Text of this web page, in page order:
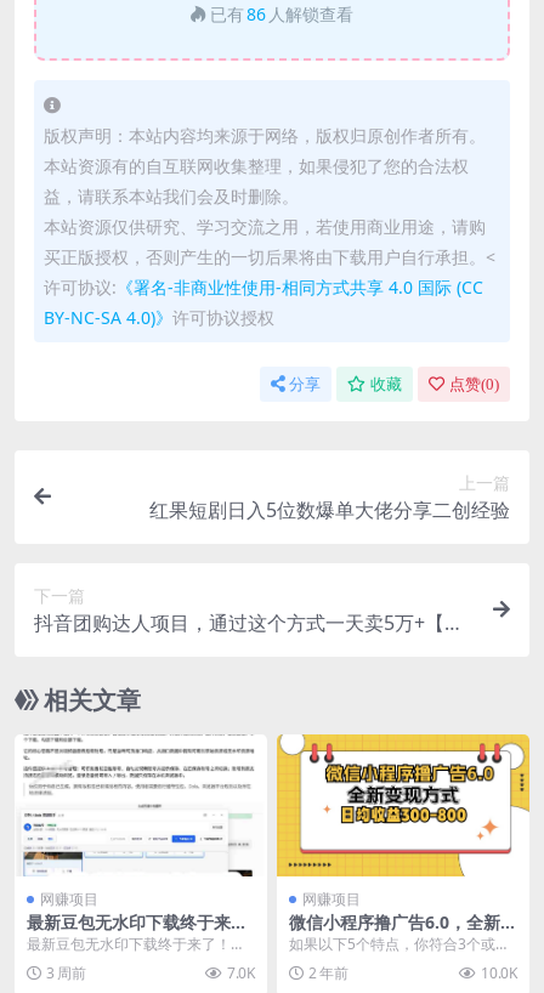
已有86 人解锁查看
版权声明：本站内容均来源于网络，版权归原创作者所有。
本站资源有的自互联网收集整理，如果侵犯了您的合法权
益，请联系本站我们会及时删除。
本站资源仅供研究、学习交流之用，若使用商业用途，请购
买正版授权，否则产生的一切后果将由下载用户自行承担。<
许可协议: 《署名-非商业性使用-相同方式共享 4.0 国际 (CC
BY-NC-SA 4.0)》 许可协议授权
分享 收藏 点赞(0)
上一篇
红果短剧日入5位数爆单大佬分享二创经验
下一篇
抖音团购达人项目，通过这个方式一天卖5万+【揭
相关文章
网赚项目
最新豆包无水印下载终于来
了！支持豆包图片+视频，15
量下载，浏览器插件
最新豆包无水印下载终于来了！支
持豆包图片+视频，15秒视频配置
本地账户管理及批量...
3 周前 7.0K
网赚项目
微信小程序撸广告6.0，全新变
现方式，日均收益300-800
如果以下5个特点，你符合3个或者
3个以上的，一定要好好看这个课
程！ （1）有车贷...
2 年前 10.0K